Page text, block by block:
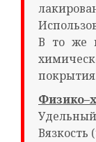
В то же
Удельный
Вязкость